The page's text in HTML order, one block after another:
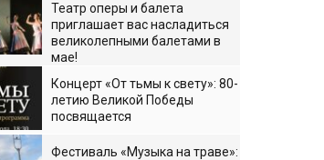
Театр оперы и балета
приглашает вас насладиться
великолепными балетами в
мае!
Концерт «От тьмы к свету»: 80-
летию Великой Победы
посвящается
Фестиваль «Музыка на траве»: